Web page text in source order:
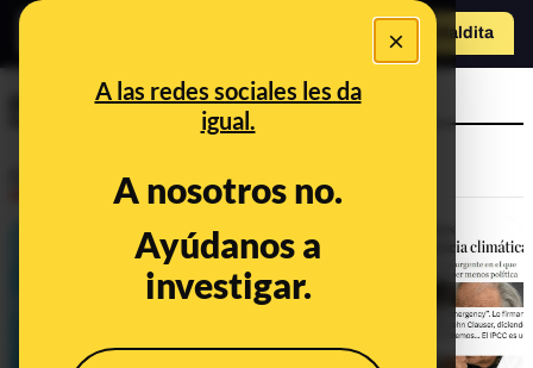
×
A las redes sociales les da
igual.
A nosotros no.
Ayúdanos a
investigar.
Hazte Maldito
a
plantas